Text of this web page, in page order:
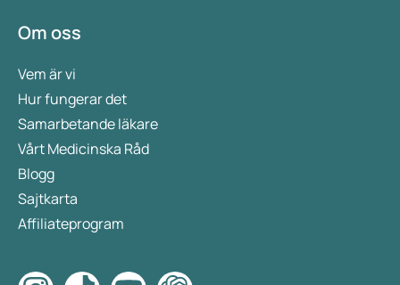
Om oss
Vem är vi
Hur fungerar det
Samarbetande läkare
Vårt Medicinska Råd
Blogg
Sajtkarta
Affiliateprogram